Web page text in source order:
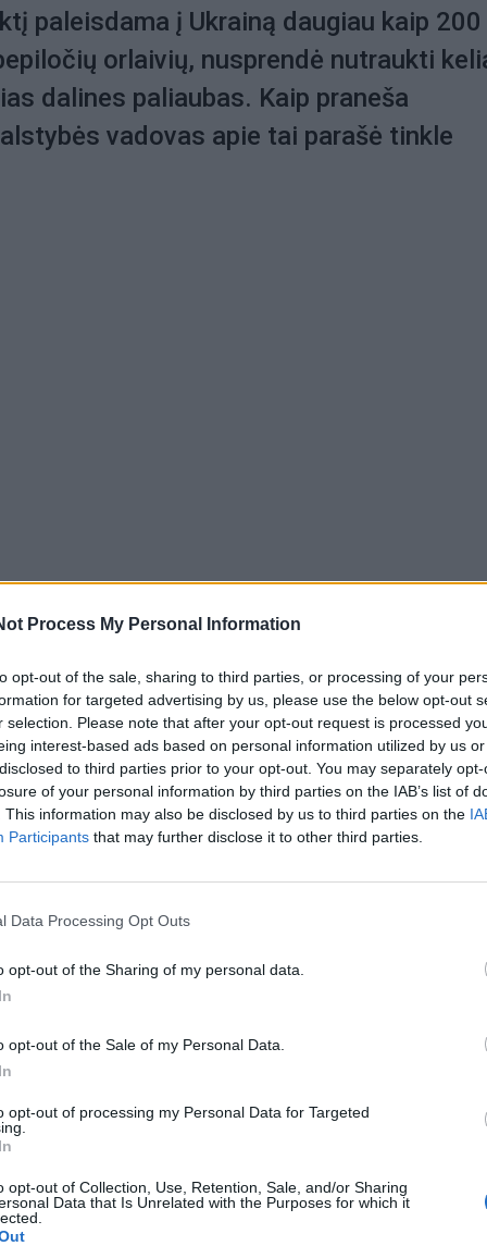
Process My Personal Information
opt-out of the sale, sharing to third parties, or processing of your
for targeted advertising by us, please use the below opt-out
selection. Please note that after your opt-out request is processed
interest-based ads based on personal information utilized by us
to third parties prior to your opt-out. You may separately
of your personal information by third parties on the IAB’s list of
This information may also be disclosed by us to third parties on the
Participants that may further disclose it to other third parties.
Data Processing Opt Outs
opt-out of the Sharing of my personal data.
opt-out of the Sale of my Personal Data.
opt-out of processing my Personal Data for Targeted
opt-out of Collection, Use, Retention, Sale, and/or Sharing
Data that Is Unrelated with the Purposes for which it
paleisdama į Ukrainą daugiau kaip 200
orlaivių, nusprendė nutraukti
dalines paliaubas. Kaip praneša
vadovas apie tai parašė tinkle
daugiau kaip 200 puolamųjų bepiločių orlaivių. Fronte
kaip 80 aviacinių bombų ir fiksuota per 30 oro smūgių.
orlaiviai buvo numušti Dnipropetrovsko, Žytomyro,
Charkivo ir Černihivo srityse, taip pat Kyjive ir regione“, –
energetikos objektai, daugiabučiai ir darželis. Be to,
šių smūgių buvo sužeisti žmonės. Deja, yra žuvusiųjų.
ir artimiesiems“, – teigė V. Zelenskis.